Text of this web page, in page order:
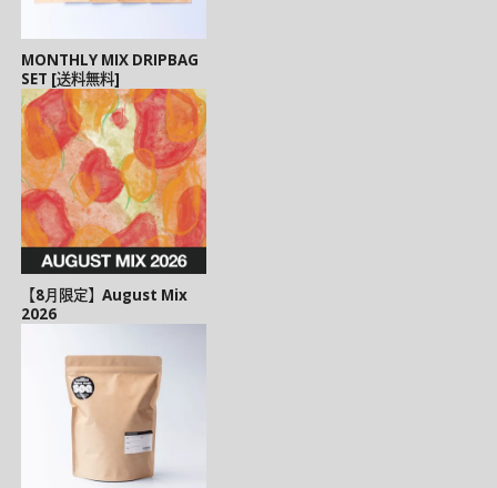
MONTHLY MIX DRIPBAG
SET [送料無料]
【8月限定】August Mix
2026